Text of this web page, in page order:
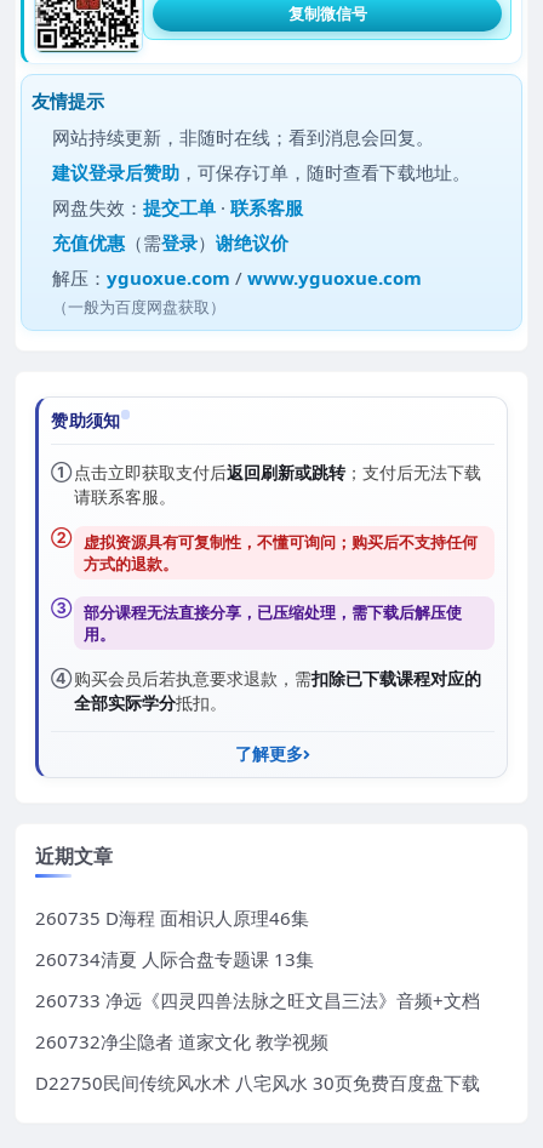
复制微信号
友情提示
网站持续更新，非随时在线；看到消息会回复。
建议登录后赞助 ，可保存订单，随时查看下载地址。
网盘失效：提交工单 ·联系客服
充值优惠 （需登录）谢绝议价
解压：yguoxue.com /www.yguoxue.com
（一般为百度网盘获取）
赞助须知
①点击立即获取支付后返回刷新或跳转；支付后无法下载
请联系客服。
② 虚拟资源具有可复制性，不懂可询问；购买后不支持任何
方式的退款。
③ 部分课程无法直接分享，已压缩处理，需下载后解压使
用。
④购买会员后若执意要求退款，需扣除已下载课程对应的
全部实际学分抵扣。
了解更多
近期文章
260735 D海程 面相识人原理46集
260734清夏 人际合盘专题课 13集
260733 净远《四灵四兽法脉之旺文昌三法》音频+文档
260732净尘隐者 道家文化 教学视频
D22750民间传统风水术 八宅风水 30页免费百度盘下载